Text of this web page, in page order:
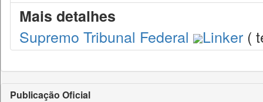
Mais detalhes
Supremo Tribunal Federal
Linker (
Publicação Oficial